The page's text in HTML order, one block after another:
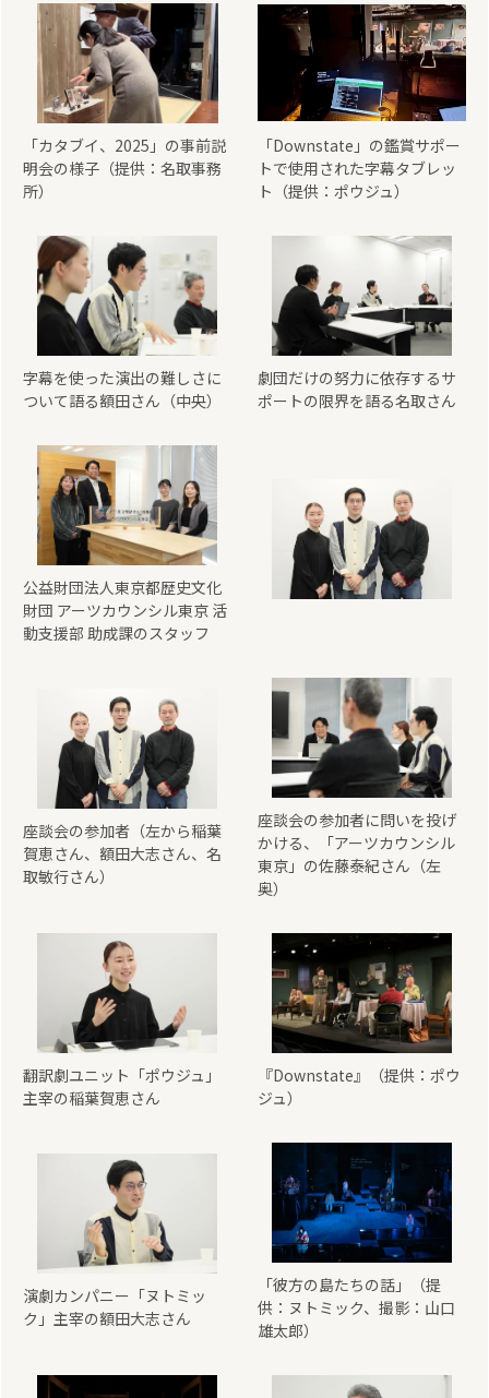
「カタブイ、2025」の事前説
明会の様子（提供：名取事務
所）
「Downstate」の鑑賞サポー
トで使用された字幕タブレッ
ト（提供：ポウジュ）
字幕を使った演出の難しさに
ついて語る額田さん（中央）
劇団だけの努力に依存するサ
ポートの限界を語る名取さん
公益財団法人東京都歴史文化
財団 アーツカウンシル東京 活
動支援部 助成課のスタッフ
座談会の参加者（左から稲葉
賀恵さん、額田大志さん、名
取敏行さん）
座談会の参加者に問いを投げ
かける、「アーツカウンシル
東京」の佐藤泰紀さん（左
奥）
翻訳劇ユニット「ポウジュ」
主宰の稲葉賀恵さん
『Downstate』（提供：ポウ
ジュ）
演劇カンパニー「ヌトミッ
ク」主宰の額田大志さん
「彼方の島たちの話」（提
供：ヌトミック、撮影：山口
雄太郎）